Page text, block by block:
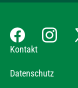
Kontakt
Datenschutz